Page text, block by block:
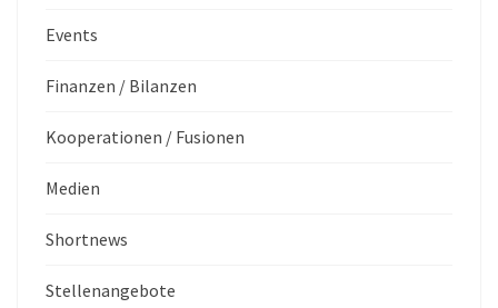
Events
Finanzen / Bilanzen
Kooperationen / Fusionen
Medien
Shortnews
Stellenangebote